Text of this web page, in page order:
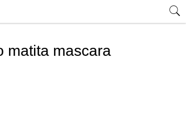
matita mascara